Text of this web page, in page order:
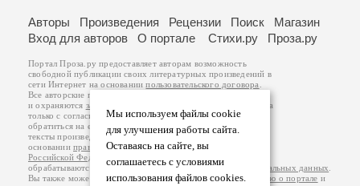
Мы используем файлы cookie
для улучшения работы сайта.
Оставаясь на сайте, вы
соглашаетесь с условиями
использования файлов cookies.
Авторы Произведения Рецензии Поиск
Магазин
Вход для авторов
О портале Стихи.ру Проза.ру
Портал Проза.ру предоставляет авторам возможность
свободной публикации своих литературных произведений в
сети Интернет на основаниипользовательского договора
Все авторские права на произведения принадлежат авторам
и охраняются законом
. Перепечатка произведений возможна
только с согласия его автора, к которому вы можете
обратиться на его авторской странице. Ответственность за
тексты произведений авторы несут самостоятельно на
основанииправил публикацииизаконодательства
Российской Федерации
обрабатываются на основанииПолитики обработки персональных данных
Вы также можете посмотреть более подробнуюинформацию о портале и